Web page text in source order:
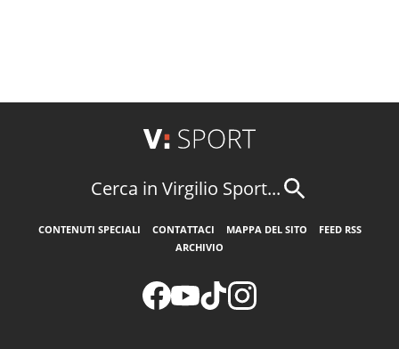
Cerca in Virgilio Sport...
CONTENUTI SPECIALI CONTATTACI MAPPA DEL SITO
FEED RSS
ARCHIVIO